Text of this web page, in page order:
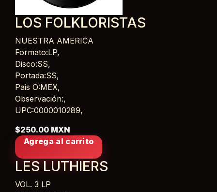
LOS FOLKLORISTAS
NUESTRA AMERICA
Card List Article
Formato:LP,
Disco:SS,
Portada:SS,
Pais O:MEX,
Observación:,
UPC:0000010289,
$250.00 MXN
Agrega al carrito
LES LUTHIERS
VOL. 3 LP